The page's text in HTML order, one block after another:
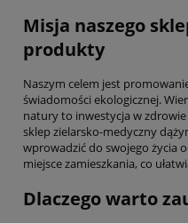
Misja naszego
produkty
Naszym celem jest
świadomości ekologicznej.
natury to inwestycja w zdrowie
sklep zielarsko-medyczny
wprowadzić do swojego życia
miejsce zamieszkania, co
Dlaczego warto